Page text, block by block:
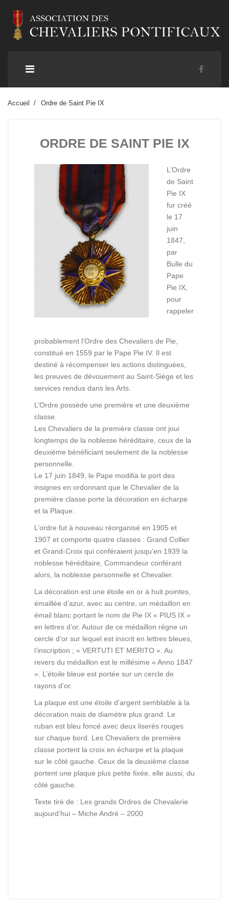
Accueil Ordre de Saint Pie IX
ORDRE DE SAINT PIE IX
L’Ordre
de Saint
Pie IX
fur créé
le 17
juin
1847,
par
Bulle du
Pape
Pie IX,
pour
rappeler
probablement l’Ordre des Chevaliers de Pie,
constitué en 1559 par le Pape Pie IV. Il est
destiné à récompenser les actions distinguées,
les preuves de dévouement au Saint-Siège et les
services rendus dans les Arts.
L’Ordre possède une première et une deuxième
classe.
Les Chevaliers de la première classe ont joui
longtemps de la noblesse héréditaire, ceux de la
deuxième bénéficiant seulement de la noblesse
personnelle.
Le 17 juin 1849, le Pape modifia le port des
insignes en ordonnant que le Chevalier de la
première classe porte la décoration en écharpe
et la Plaque.
L’ordre fut à nouveau réorganisé en 1905 et
1907 et comporte quatre classes : Grand Collier
et Grand-Croix qui conféraient jusqu’en 1939 la
noblesse héréditaire, Commandeur conférant
alors, la noblesse personnelle et Chevalier.
La décoration est une étoile en or à huit pointes,
émaillée d’azur, avec au centre, un médaillon en
émail blanc portant le nom de Pie IX « PIUS IX »
en lettres d’or. Autour de ce médaillon règne un
cercle d’or sur lequel est inscrit en lettres bleues,
l’inscription ; « VERTUTI ET MERITO ». Au
revers du médaillon est le millésime « Anno 1847
». L’étoile bleue est portée sur un cercle de
rayons d’or.
La plaque est une étoile d’argent semblable à la
décoration mais de diamètre plus grand. Le
ruban est bleu foncé avec deux liserés rouges
sur chaque bord. Les Chevaliers de première
classe portent la croix en écharpe et la plaque
sur le côté gauche. Ceux de la deuxième classe
portent une plaque plus petite fixée, elle aussi, du
côté gauche.
Texte tiré de : Les grands Ordres de Chevalerie
aujourd’hui – Miche André – 2000